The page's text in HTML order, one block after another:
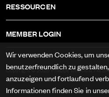
DBF002
DBF001
KALIBER RECORD 1959-2
KALIBER AS-1895
RESSOURCEN
AGB
DATENSCHUTZ
MEDIEN
MEMBER LOGIN
Copyright © 2026 Philippe DuBois & Fils
rights reserved.
Wir verwenden Cookies, um
benutzerfreundlich zu
anzuzeigen und fortlaufend
Informationen finden Sie in